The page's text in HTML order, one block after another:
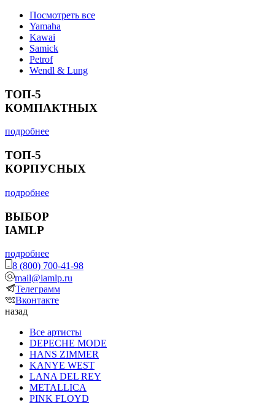
Посмотреть все
Yamaha
Kawai
Samick
Petrof
Wendl & Lung
ТОП-5
КОМПАКТНЫХ
подробнее
ТОП-5
КОРПУСНЫХ
подробнее
ВЫБОР
IAMLP
подробнее
8 (800) 700-41-98
mail@iamlp.ru
Телеграмм
Вконтакте
назад
Все артисты
DEPECHE MODE
HANS ZIMMER
KANYE WEST
LANA DEL REY
METALLICA
PINK FLOYD